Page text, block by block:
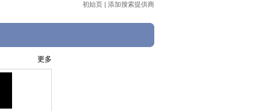
初始页 | 添加搜索提供商
更多